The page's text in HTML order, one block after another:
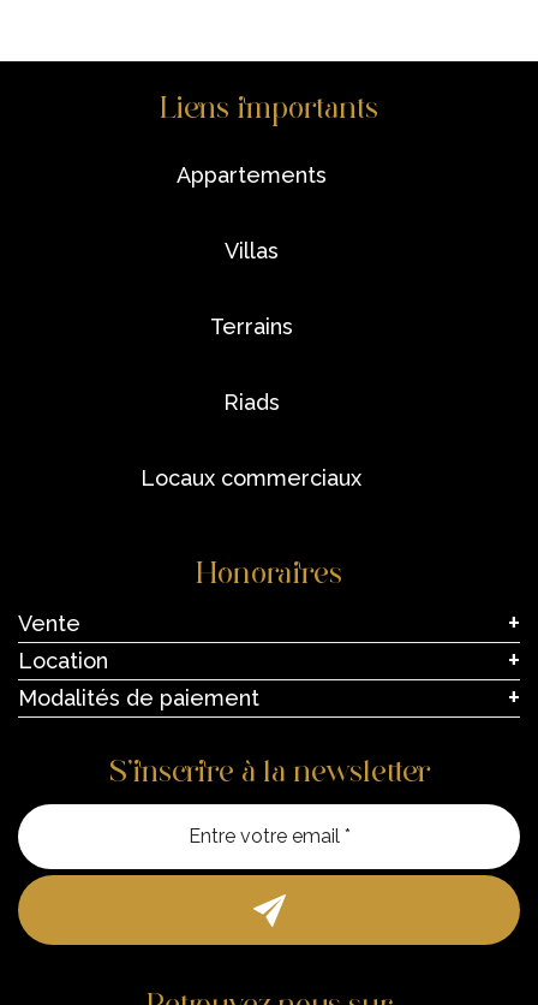
Liens importants
appartements
villas
terrains
riads
locaux commerciaux
Honoraires
Vente
Location
Modalités de paiement
S’inscrire à la newsletter
Entre